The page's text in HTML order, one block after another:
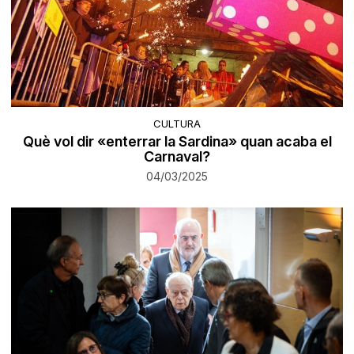
CULTURA
Què vol dir «enterrar la Sardina» quan acaba el
Carnaval?
04/03/2025